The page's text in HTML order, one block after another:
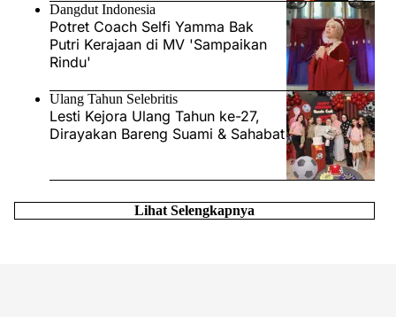
Dangdut Indonesia
Potret Coach Selfi Yamma Bak
Putri Kerajaan di MV 'Sampaikan
Rindu'
Ulang Tahun Selebritis
Lesti Kejora Ulang Tahun ke-27,
Dirayakan Bareng Suami & Sahabat
Lihat Selengkapnya